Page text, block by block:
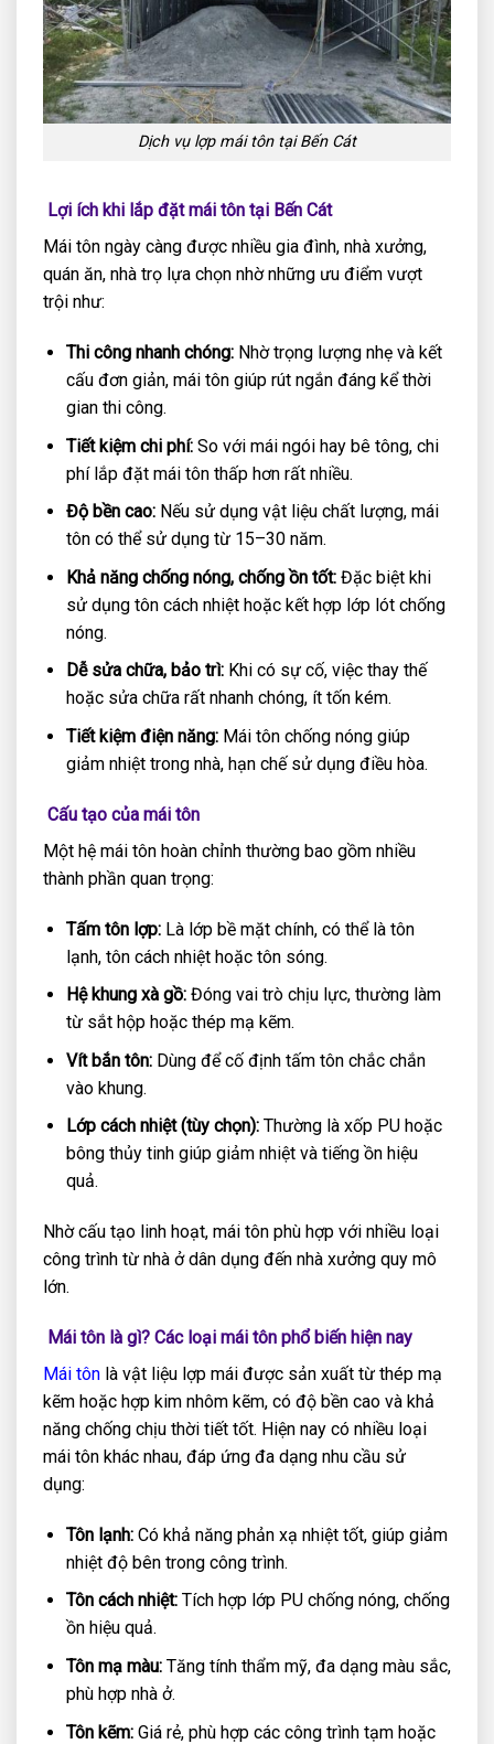
Dịch vụ lợp mái tôn tại Bến Cát
Lợi ích khi lắp đặt mái tôn tại Bến Cát
Mái tôn ngày càng được nhiều gia đình, nhà xưởng,
quán ăn, nhà trọ lựa chọn nhờ những ưu điểm vượt
trội như:
Thi công nhanh chóng:Nhờ trọng lượng nhẹ và kết
cấu đơn giản, mái tôn giúp rút ngắn đáng kể thời
gian thi công.
Tiết kiệm chi phí:So với mái ngói hay bê tông, chi
phí lắp đặt mái tôn thấp hơn rất nhiều.
Độ bền cao:Nếu sử dụng vật liệu chất lượng, mái
tôn có thể sử dụng từ 15–30 năm.
Khả năng chống nóng, chống ồn tốt:Đặc biệt khi
sử dụng tôn cách nhiệt hoặc kết hợp lớp lót chống
nóng.
Dễ sửa chữa, bảo trì:Khi có sự cố, việc thay thế
hoặc sửa chữa rất nhanh chóng, ít tốn kém.
Tiết kiệm điện năng:Mái tôn chống nóng giúp
giảm nhiệt trong nhà, hạn chế sử dụng điều hòa.
Cấu tạo của mái tôn
Một hệ mái tôn hoàn chỉnh thường bao gồm nhiều
thành phần quan trọng:
Tấm tôn lợp:Là lớp bề mặt chính, có thể là tôn
lạnh, tôn cách nhiệt hoặc tôn sóng.
Hệ khung xà gồ:Đóng vai trò chịu lực, thường làm
từ sắt hộp hoặc thép mạ kẽm.
Vít bắn tôn:Dùng để cố định tấm tôn chắc chắn
vào khung.
Lớp cách nhiệt (tùy chọn):Thường là xốp PU hoặc
bông thủy tinh giúp giảm nhiệt và tiếng ồn hiệu
quả.
Nhờ cấu tạo linh hoạt, mái tôn phù hợp với nhiều loại
công trình từ nhà ở dân dụng đến nhà xưởng quy mô
lớn.
Mái tôn là gì? Các loại mái tôn phổ biến hiện nay
Mái tôn là vật liệu lợp mái được sản xuất từ thép mạ
kẽm hoặc hợp kim nhôm kẽm, có độ bền cao và khả
năng chống chịu thời tiết tốt. Hiện nay có nhiều loại
mái tôn khác nhau, đáp ứng đa dạng nhu cầu sử
dụng:
Tôn lạnh:Có khả năng phản xạ nhiệt tốt, giúp giảm
nhiệt độ bên trong công trình.
Tôn cách nhiệt:Tích hợp lớp PU chống nóng, chống
ồn hiệu quả.
Tôn mạ màu:Tăng tính thẩm mỹ, đa dạng màu sắc,
phù hợp nhà ở.
Tôn kẽm:Giá rẻ, phù hợp các công trình tạm hoặc